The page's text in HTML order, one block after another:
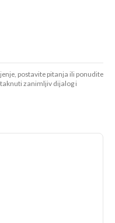
postavite pitanja ili ponudite
zanimljiv dijalog i